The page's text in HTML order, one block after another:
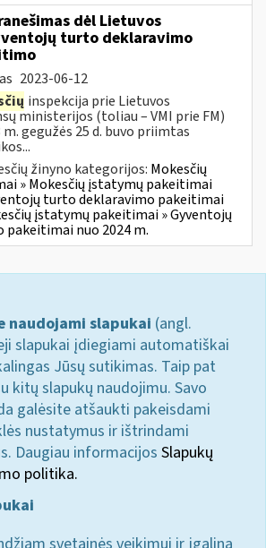
dėl Lietuvos
turto deklaravimo
2023-06-12
inspekcija prie Lietuvos
ministerijos (toliau – VMI prie FM)
m. gegužės 25 d. buvo priimtas
žinyno kategorijos: Mokesčių
» Mokesčių įstatymų pakeitimai
turto deklaravimo pakeitimai
įstatymų pakeitimai » Gyventojų
nuo 2024 m.
naudojami slapukai (angl.
slapukai įdiegiami automatiškai
Jūsų sutikimas. Taip pat
kitų slapukų naudojimu. Savo
galėsite atšaukti pakeisdami
nustatymus ir ištrindami
Daugiau informacijos Slapukų
politika.